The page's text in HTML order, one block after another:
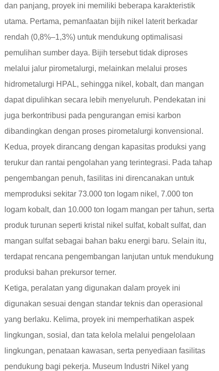
dan panjang, proyek ini memiliki beberapa karakteristik
utama. Pertama, pemanfaatan bijih nikel laterit berkadar
rendah (0,8%–1,3%) untuk mendukung optimalisasi
pemulihan sumber daya. Bijih tersebut tidak diproses
melalui jalur pirometalurgi, melainkan melalui proses
hidrometalurgi HPAL, sehingga nikel, kobalt, dan mangan
dapat dipulihkan secara lebih menyeluruh. Pendekatan ini
juga berkontribusi pada pengurangan emisi karbon
dibandingkan dengan proses pirometalurgi konvensional.
Kedua, proyek dirancang dengan kapasitas produksi yang
terukur dan rantai pengolahan yang terintegrasi. Pada tahap
pengembangan penuh, fasilitas ini direncanakan untuk
memproduksi sekitar 73.000 ton logam nikel, 7.000 ton
logam kobalt, dan 10.000 ton logam mangan per tahun, serta
produk turunan seperti kristal nikel sulfat, kobalt sulfat, dan
mangan sulfat sebagai bahan baku energi baru. Selain itu,
terdapat rencana pengembangan lanjutan untuk mendukung
produksi bahan prekursor terner.
Ketiga, peralatan yang digunakan dalam proyek ini
digunakan sesuai dengan standar teknis dan operasional
yang berlaku. Kelima, proyek ini memperhatikan aspek
lingkungan, sosial, dan tata kelola melalui pengelolaan
lingkungan, penataan kawasan, serta penyediaan fasilitas
pendukung bagi pekerja. Museum Industri Nikel yang